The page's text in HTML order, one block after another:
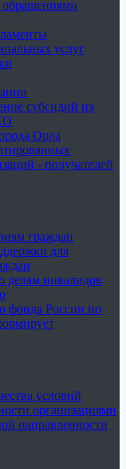
услуг
субсидий из
Орла
- получателей
граждан
для
делам инвалидов
фонда России по
условий
организациями
направленности